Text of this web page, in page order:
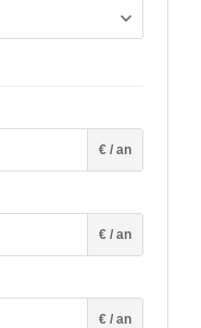
€ / an
€ / an
€ / an